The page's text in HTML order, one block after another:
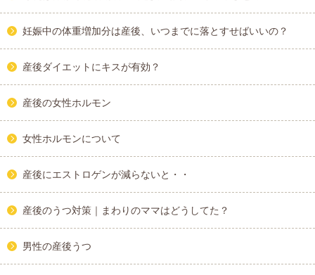
妊娠中の体重増加分は産後、いつまでに落とすせばいいの？
産後ダイエットにキスが有効？
産後の女性ホルモン
女性ホルモンについて
産後にエストロゲンが減らないと・・
産後のうつ対策｜まわりのママはどうしてた？
男性の産後うつ